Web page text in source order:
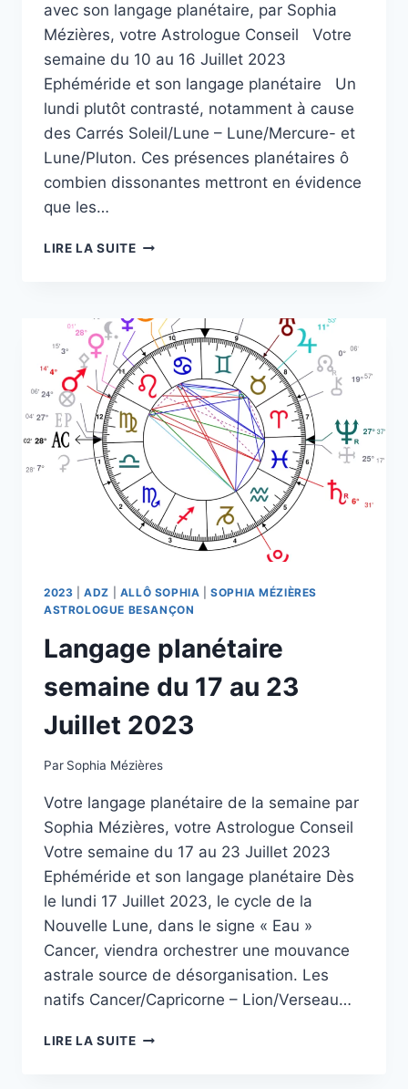
avec son langage planétaire, par Sophia
Mézières, votre Astrologue Conseil Votre
semaine du 10 au 16 Juillet 2023
Ephéméride et son langage planétaire Un
lundi plutôt contrasté, notamment à cause
des Carrés Soleil/Lune – Lune/Mercure- et
Lune/Pluton. Ces présences planétaires ô
combien dissonantes mettront en évidence
que les…
LIRE LA SUITEVOTRE
DU
10
AU
16
JUILLET
2023
2023 |ADZ ALLÔ SOPHIA |SOPHIA MÉZIÈRES
ASTROLOGUE BESANÇON
Langage planétaire
semaine du 17 au 23
Juillet 2023
Par Sophia Mézières
Votre langage planétaire de la semaine par
Sophia Mézières, votre Astrologue Conseil
Votre semaine du 17 au 23 Juillet 2023
Ephéméride et son langage planétaire Dès
le lundi 17 Juillet 2023, le cycle de la
Nouvelle Lune, dans le signe « Eau »
Cancer, viendra orchestrer une mouvance
astrale source de désorganisation. Les
natifs Cancer/Capricorne – Lion/Verseau…
LIRE LA SUITELANGAGE